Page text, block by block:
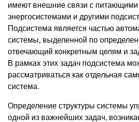
имеют внешние связи с
энергосистемами и другими
Подсистема является частью
системы, выделенной по
отвечающий конкретным целям и
В рамках этих задач подсистема
рассматриваться как отдельная
система.
Определение структуры системы
одной из важнейших задач,